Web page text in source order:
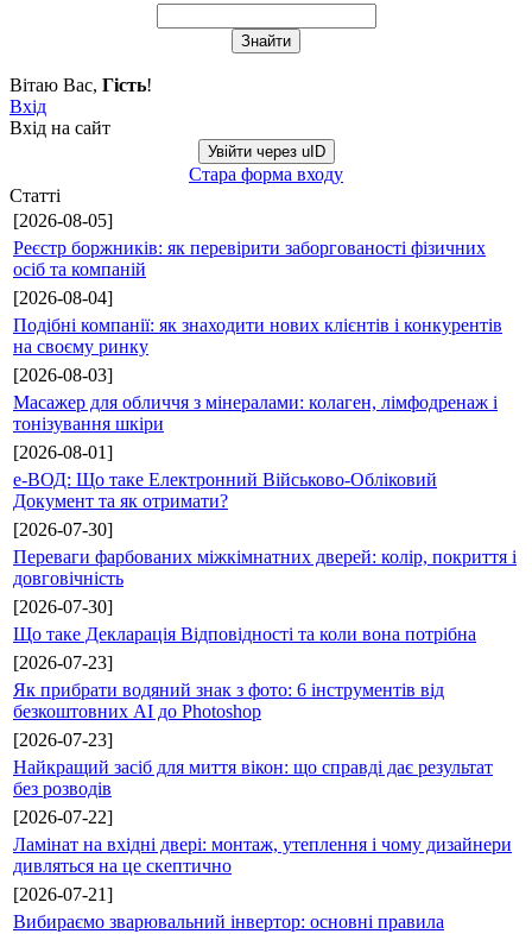
Вітаю Вас, Гість!
Вхід
Вхід на сайт
Увійти через uID
Стара форма входу
Статті
[2026-08-05]
Реєстр боржників: як перевірити заборгованості фізичних
осіб та компаній
[2026-08-04]
Подібні компанії: як знаходити нових клієнтів і конкурентів
на своєму ринку
[2026-08-03]
Масажер для обличчя з мінералами: колаген, лімфодренаж і
тонізування шкіри
[2026-08-01]
е-ВОД: Що таке Електронний Військово-Обліковий
Документ та як отримати?
[2026-07-30]
Переваги фарбованих міжкімнатних дверей: колір, покриття і
довговічність
[2026-07-30]
Що таке Декларація Відповідності та коли вона потрібна
[2026-07-23]
Як прибрати водяний знак з фото: 6 інструментів від
безкоштовних AI до Photoshop
[2026-07-23]
Найкращий засіб для миття вікон: що справді дає результат
без розводів
[2026-07-22]
Ламінат на вхідні двері: монтаж, утеплення і чому дизайнери
дивляться на це скептично
[2026-07-21]
Вибираємо зварювальний інвертор: основні правила